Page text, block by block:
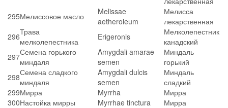
295Мелиссовое масло
Melissae
aetheroleum
Мелисса
лекарственная
296Трава
мелколепестника
Erigeronis
Мелколепестник
канадский
297Семена горького
миндаля
Amygdali amarae
semen
Миндаль
горький
298Семена сладкого
миндаля
Amygdali dulcis
semen
Миндаль
сладкий
299Мирра Myrrha
Мирра
300Настойка мирры Myrrhae tinctura Мирра